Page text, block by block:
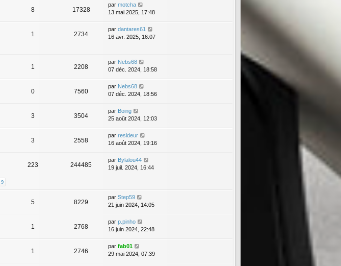
8 17328
par motcha
13 mai 2025, 17:48
1 2734
par dantares61
16 avr. 2025, 16:07
1 2208
par Nebs68
07 déc. 2024, 18:58
0 7560
par Nebs68
07 déc. 2024, 18:56
3 3504
par Boing
25 août 2024, 12:03
3 2558
par resideur
16 août 2024, 19:16
9
223 244485
par Bylalou44
19 juil. 2024, 16:44
5 8229
par Step59
21 juin 2024, 14:05
1 2768
par p.pinho
16 juin 2024, 22:48
1 2746
par fab01
29 mai 2024, 07:39